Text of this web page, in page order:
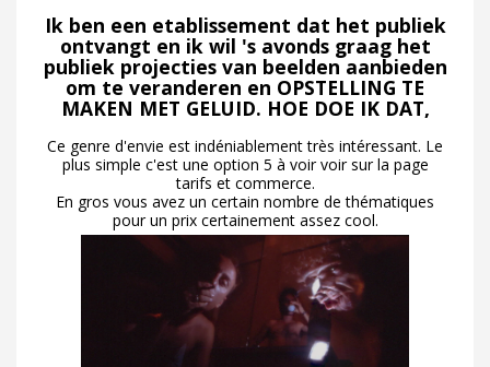
Ik ben een etablissement dat het publiek
ontvangt en ik wil 's avonds graag het
publiek projecties van beelden aanbieden
om te veranderen en OPSTELLING TE
MAKEN MET GELUID. HOE DOE IK DAT,
Ce genre d'envie est indéniablement très intéressant. Le
plus simple c'est une option 5 à voir voir sur la page
tarifs et commerce.
En gros vous avez un certain nombre de thématiques
pour un prix certainement assez cool.